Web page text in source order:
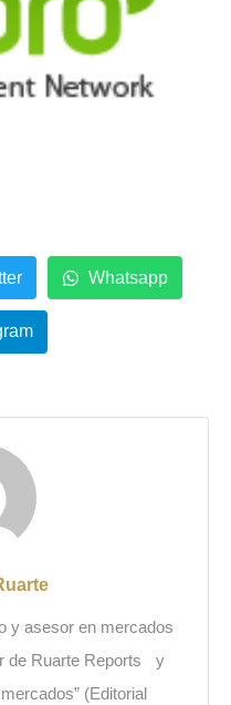
Whatsapp
y asesor en mercados
de Ruarte Reports y
(Editorial